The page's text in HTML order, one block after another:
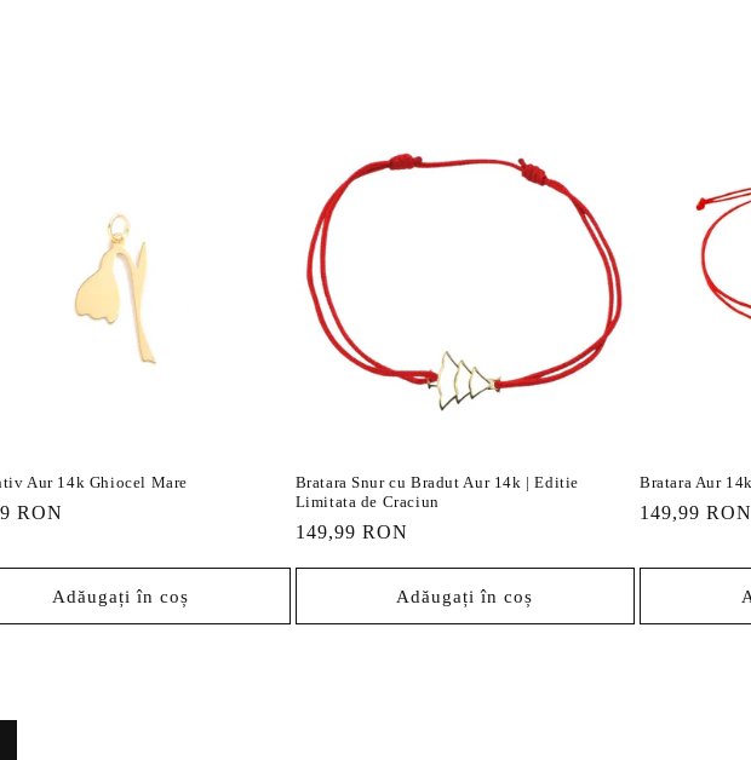
Aur 14k Ghiocel Mare
RON
Adăugați în coș
Bratara Snur cu Bradut Aur 14k | Editie
Limitata de Craciun
Preț
149,99 RON
Adăugați în coș
Bratara Aur
Preț
149,99 RON